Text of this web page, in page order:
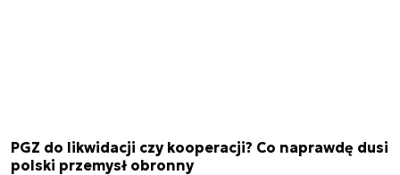
PGZ do likwidacji czy kooperacji? Co naprawdę dusi
polski przemysł obronny